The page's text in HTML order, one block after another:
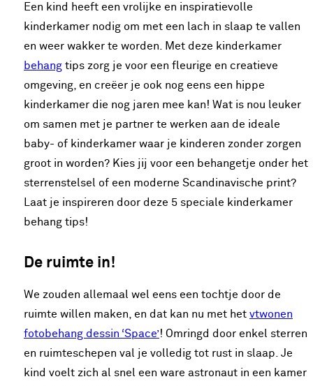
Een kind heeft een vrolijke en inspiratievolle
kinderkamer nodig om met een lach in slaap te vallen
en weer wakker te worden. Met deze kinderkamer
behang tips zorg je voor een fleurige en creatieve
omgeving, en creëer je ook nog eens een hippe
kinderkamer die nog jaren mee kan! Wat is nou leuker
om samen met je partner te werken aan de ideale
baby- of kinderkamer waar je kinderen zonder zorgen
groot in worden? Kies jij voor een behangetje onder het
sterrenstelsel of een moderne Scandinavische print?
Laat je inspireren door deze 5 speciale kinderkamer
behang tips!
De ruimte in!
We zouden allemaal wel eens een tochtje door de
ruimte willen maken, en dat kan nu met het vtwonen
fotobehang dessin ‘Space’! Omringd door enkel sterren
en ruimteschepen val je volledig tot rust in slaap. Je
kind voelt zich al snel een ware astronaut in een kamer